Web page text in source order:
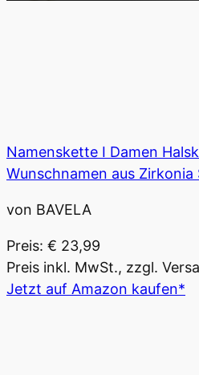
Namenskette I Damen
Wunschnamen aus Zirkonia
von BAVELA
Preis: € 23,99
Preis inkl. MwSt., zzgl.
Jetzt auf Amazon kaufen*